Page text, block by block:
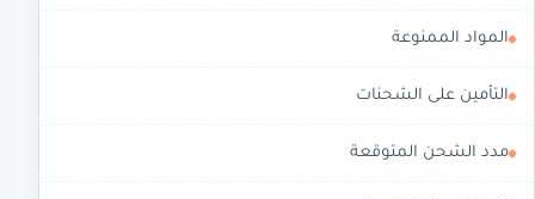
المواد الممنوعة
التأمين على الشحنات
مدد الشحن المتوقعة